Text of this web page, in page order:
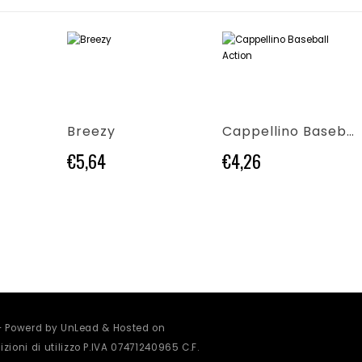
Questo prodotto ha più varianti. Le opzioni possono essere scelte nella pagina del prodotto
Breezy
€5,64
Questo prodotto ha più varianti. Le opzioni possono essere scelte nella pagina del prodotto
Cappellino Baseball Action
€4,26
by UnLead & Hosted on
di utilizzo P.IVA 07471240965 C.F.